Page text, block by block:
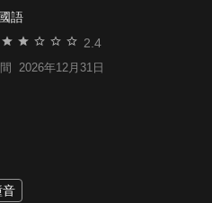
國語
2.4
2026年12月31日
音